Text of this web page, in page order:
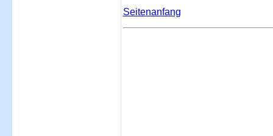
Seitenanfang